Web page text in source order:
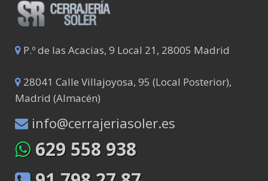
P.º de las Acacias, 9 Local 21, 28005 Madrid
28041 Calle Villajoyosa, 95 (Local Posterior),
Madrid (Almacén)
info@cerrajeriasoler.es
629 558 938